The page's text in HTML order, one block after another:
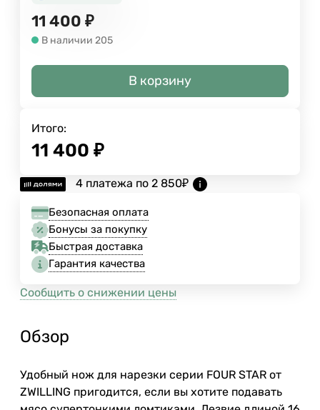
11 400 ₽
В наличии 205
В корзину
Итого:
11 400 ₽
4 платежа по 2 850₽
Безопасная оплата
Бонусы за покупку
Быстрая доставка
Гарантия качества
Сообщить о снижении цены
Обзор
Удобный нож для нарезки серии FOUR STAR от
ZWILLING пригодится, если вы хотите подавать